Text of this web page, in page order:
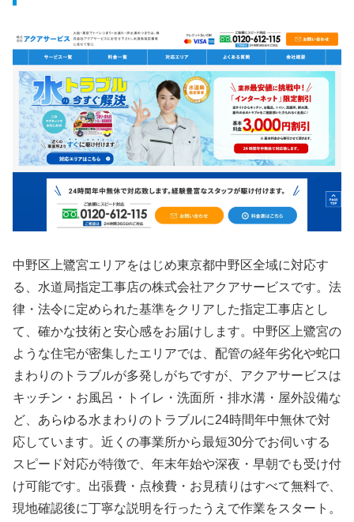
中野区上鷺宮エリアをはじめ東京都中野区全域に対応す
る、水道局指定工事店の株式会社アクアサービスです。法
律・法令に定められた基準をクリアした指定工事店とし
て、確かな技術と安心感をお届けします。中野区上鷺宮の
ような住宅が密集したエリアでは、配管の経年劣化や蛇口
まわりのトラブルが多発しがちですが、アクアサービスは
キッチン・お風呂・トイレ・洗面所・排水溝・屋外設備な
ど、あらゆる水まわりのトラブルに24時間年中無休で対
応しています。近くの事業所から最短30分でお伺いする
スピード対応が特徴で、年末年始や深夜・早朝でも受け付
け可能です。出張費・点検費・お見積りはすべて無料で、
現地確認後に丁寧な説明を行ったうえで作業をスタート。